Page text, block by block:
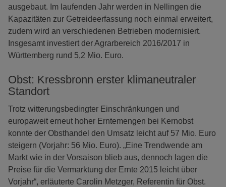
ausgebaut. Im laufenden Jahr werden in Nellingen die
Kapazitäten zur Getreideerfassung noch einmal erweitert,
zudem wird an verschiedenen Betrieben modernisiert.
Insgesamt investiert der Agrarbereich 2016/2017 in
Württemberg rund 5,2 Mio. Euro.
Obst: Kressbronn erster klimaneutraler
Standort
Trotz witterungsbedingter Einschränkungen und
europaweit erneut hoher Erntemengen bei Kernobst
konnte der Obsthandel den Umsatz leicht auf 57 Mio. Euro
steigern (Vorjahr: 56 Mio. Euro). „Eine Trendwende am
Markt wie in der Vorsaison blieb aus, dennoch lagen die
Preise für die Vermarktung der Ernte 2015 leicht über
Vorjahr“, erläuterte Carolin Metzger, Referentin für Obst.